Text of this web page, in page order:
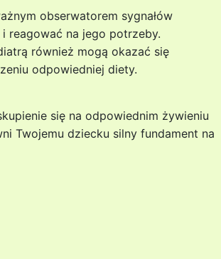
obserwatorem sygnałów
reagować na jego potrzeby.
również mogą okazać się
odpowiedniej diety.
się na odpowiednim żywieniu
Twojemu dziecku silny fundament na